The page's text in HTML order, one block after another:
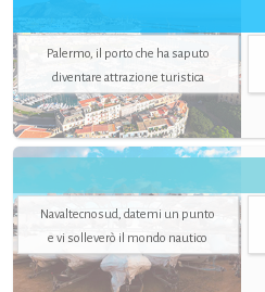
Palermo, il porto che ha saputo
diventare attrazione turistica
Navaltecnosud, datemi un punto
e vi solleverò il mondo nautico